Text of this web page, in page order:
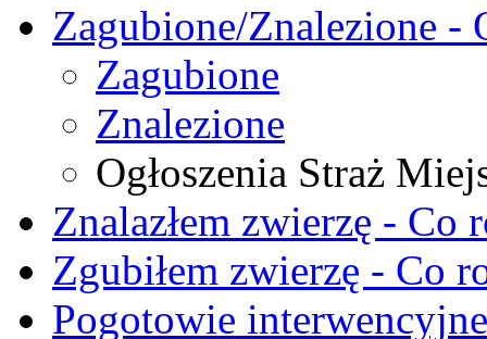
Zagubione/Znalezione -
Zagubione
Znalezione
Ogłoszenia Straż
Znalazłem zwierzę - Co
Zgubiłem zwierzę - Co
Pogotowie interwencyjne